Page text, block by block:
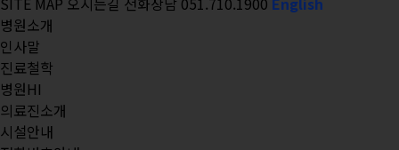
병원소개
인사말
진료철학
병원HI
의료진소개
시설안내